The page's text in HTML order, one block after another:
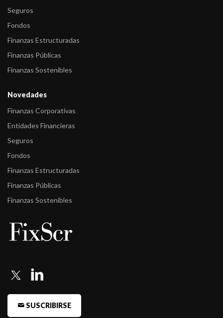
Seguros
Fondos
Finanzas Estructuradas
Finanzas Públicas
Finanzas Sostenibles
Novedades
Finanzas Corporativas
Entidades Financieras
Seguros
Fondos
Finanzas Estructuradas
Finanzas Públicas
Finanzas Sostenibles
SUSCRIBIRSE